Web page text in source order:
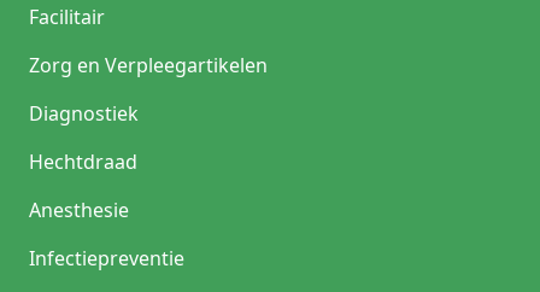
Facilitair
Zorg en Verpleegartikelen
Diagnostiek
Hechtdraad
Anesthesie
Infectiepreventie